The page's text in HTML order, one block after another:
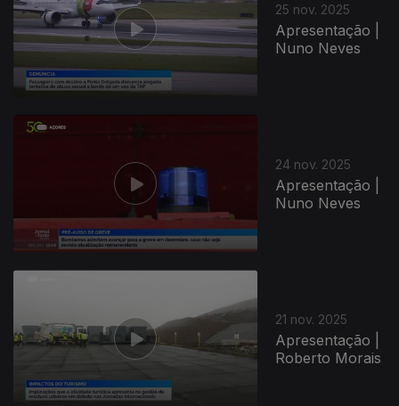
25 nov. 2025
Apresentação |
Nuno Neves
24 nov. 2025
Apresentação |
Nuno Neves
21 nov. 2025
Apresentação |
Roberto Morais